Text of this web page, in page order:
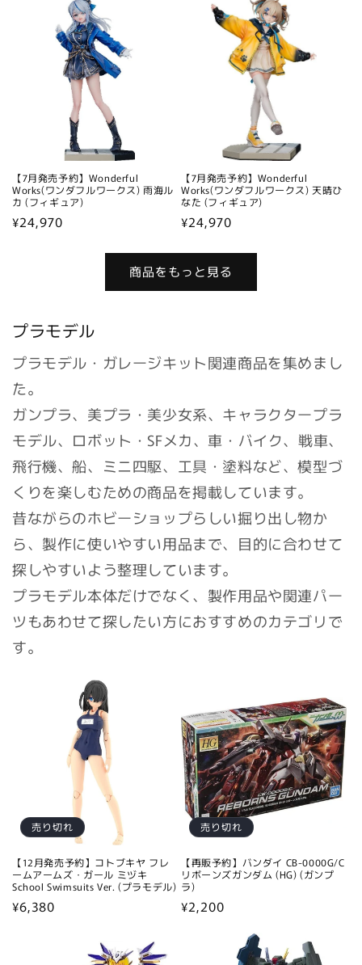
【7月発売予約】Wonderful
Works(ワンダフルワークス) 雨海ル
カ (フィギュア)
通
¥24,970
【7月発売予約】Wonderful
Works(ワンダフルワークス) 天晴ひ
なた (フィギュア)
通
格
¥24,970
商品をもっと見る
プラモデル
プラモデル・ガレージキット関連商品を集めまし
た。
ガンプラ、美プラ・美少女系、キャラクタープラ
モデル、ロボット・SFメカ、車・バイク、戦車、
飛行機、船、ミニ四駆、工具・塗料など、模型づ
くりを楽しむための商品を掲載しています。
昔ながらのホビーショップらしい掘り出し物か
ら、製作に使いやすい用品まで、目的に合わせて
探しやすいよう整理しています。
プラモデル本体だけでなく、製作用品や関連パー
ツもあわせて探したい方におすすめのカテゴリで
す。
売り切れ
【12月発売予約】コトブキヤ フレ
ームアームズ・ガール ミヅキ
School Swimsuits Ver. (プラモデル)
通
¥6,380
売り切れ
【再販予約】バンダイ CB-0000G/C
リボーンズガンダム (HG) (ガンプ
ラ)
通
¥2,200